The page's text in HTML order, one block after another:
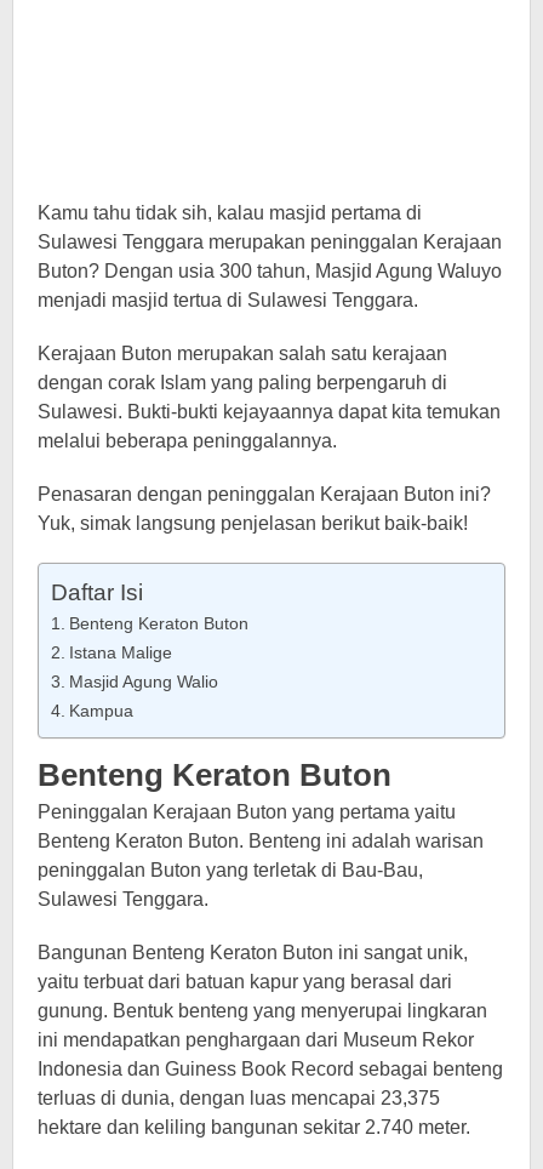
Kamu tahu tidak sih, kalau masjid pertama di
Sulawesi Tenggara merupakan peninggalan Kerajaan
Buton? Dengan usia 300 tahun, Masjid Agung Waluyo
menjadi masjid tertua di Sulawesi Tenggara.
Kerajaan Buton merupakan salah satu kerajaan
dengan corak Islam yang paling berpengaruh di
Sulawesi. Bukti-bukti kejayaannya dapat kita temukan
melalui beberapa peninggalannya.
Penasaran dengan peninggalan Kerajaan Buton ini?
Yuk, simak langsung penjelasan berikut baik-baik!
Daftar Isi
Benteng Keraton Buton
Istana Malige
Masjid Agung Walio
Kampua
Benteng Keraton Buton
Peninggalan Kerajaan Buton yang pertama yaitu
Benteng Keraton Buton. Benteng ini adalah warisan
peninggalan Buton yang terletak di Bau-Bau,
Sulawesi Tenggara.
Bangunan Benteng Keraton Buton ini sangat unik,
yaitu terbuat dari batuan kapur yang berasal dari
gunung. Bentuk benteng yang menyerupai lingkaran
ini mendapatkan penghargaan dari Museum Rekor
Indonesia dan Guiness Book Record sebagai benteng
terluas di dunia, dengan luas mencapai 23,375
hektare dan keliling bangunan sekitar 2.740 meter.